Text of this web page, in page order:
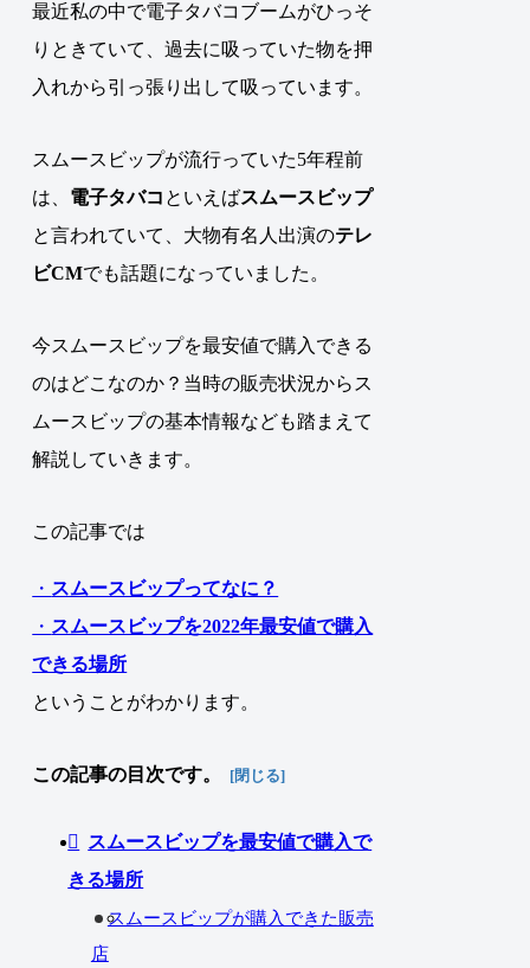
最近私の中で電子タバコブームがひっそ
りときていて、過去に吸っていた物を押
入れから引っ張り出して吸っています。
スムースビップが流行っていた5年程前
は、 電子タバコ といえばスムースビップ
と言われていて、大物有名人出演のテレ
ビCMでも話題になっていました。
今スムースビップを最安値で購入できる
のはどこなのか？当時の販売状況からス
ムースビップの基本情報なども踏まえて
解説していきます。
この記事では
・ スムースビップってなに？
・ スムースビップを2022年最安値で購入
できる場所
ということがわかります。
この記事の目次です。
スムースビップを最安値で購入で
きる場所
スムースビップが購入できた販売
店